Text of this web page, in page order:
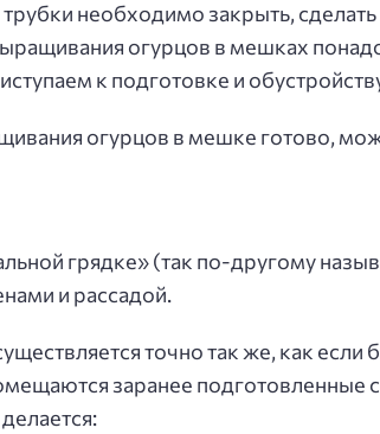
необходимо закрыть,
огурцов в мешках
к подготовке и
огурцов в мешке готово,
грядке» (так по-другому
и рассадой.
точно так же, как
заранее подготовленные